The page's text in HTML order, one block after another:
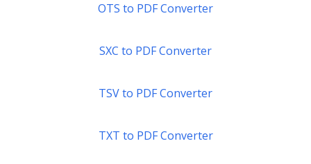
OTS to PDF Converter
SXC to PDF Converter
TSV to PDF Converter
TXT to PDF Converter